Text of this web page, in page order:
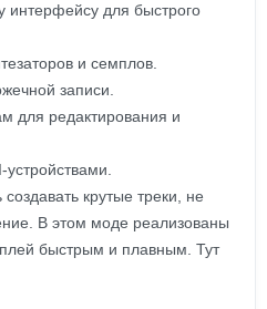
интерфейсу для быстрого
и семплов.
записи.
для редактирования и
крутые треки, не
В этом моде реализованы
быстрым и плавным. Тут